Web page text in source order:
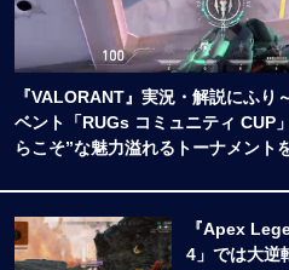
『VALORANT』実況・解説にふり
ベント「RUGs コミュニティ CUP
らこそ”な魅力溢れるトーナメント
『Apex
4」では大逆